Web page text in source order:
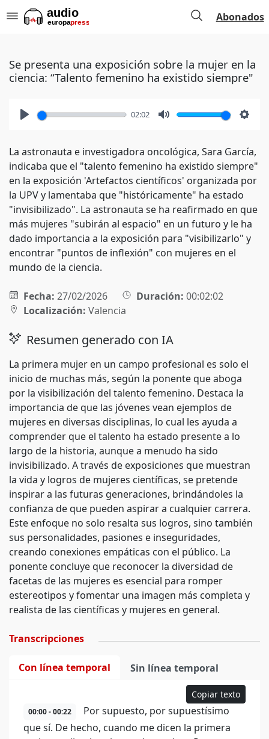
Abonados
Se presenta una exposición sobre la mujer en la
ciencia: “Talento femenino ha existido siempre"
02:02
La astronauta e investigadora oncológica, Sara García,
indicaba que el "talento femenino ha existido siempre"
en la exposición 'Artefactos científicos' organizada por
la UPV y lamentaba que "históricamente" ha estado
"invisibilizado". La astronauta se ha reafirmado en que
más mujeres "subirán al espacio" en un futuro y le ha
dado importancia a la exposición para "visibilizarlo" y
encontrar "puntos de inflexión" con mujeres en el
mundo de la ciencia.
Fecha: 27/02/2026 Duración: 00:02:02
Localización: Valencia
Resumen generado con IA
La primera mujer en un campo profesional es solo el
inicio de muchas más, según la ponente que aboga
por la visibilización del talento femenino. Destaca la
importancia de que las jóvenes vean ejemplos de
mujeres en diversas disciplinas, lo cual les ayuda a
comprender que el talento ha estado presente a lo
largo de la historia, aunque a menudo ha sido
invisibilizado. A través de exposiciones que muestran
la vida y logros de mujeres científicas, se pretende
inspirar a las futuras generaciones, brindándoles la
confianza de que pueden aspirar a cualquier carrera.
Este enfoque no solo resalta sus logros, sino también
sus personalidades, pasiones e inseguridades,
creando conexiones empáticas con el público. La
ponente concluye que reconocer la diversidad de
facetas de las mujeres es esencial para romper
estereotipos y fomentar una imagen más completa y
realista de las científicas y mujeres en general.
Transcripciones
Con línea temporal Sin línea temporal
Copiar texto
00:00 - 00:22
Por supuesto, por supuestísimo
que sí. De hecho, cuando me dicen la primera